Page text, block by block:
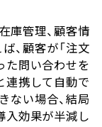
庫管理、顧客情
、顧客が「注文
た問い合わせを
連携して自動で
ない場合、結局
入効果が半減し